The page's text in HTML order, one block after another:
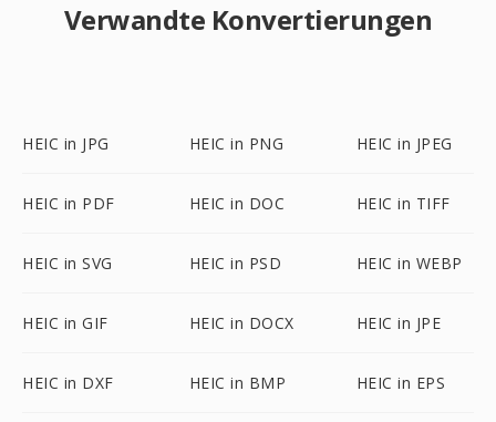
Verwandte Konvertierungen
HEIC in JPG HEIC in PNG HEIC in JPEG
HEIC in PDF HEIC in DOC HEIC in TIFF
HEIC in SVG HEIC in PSD HEIC in WEBP
HEIC in GIF HEIC in DOCX HEIC in JPE
HEIC in DXF HEIC in BMP HEIC in EPS